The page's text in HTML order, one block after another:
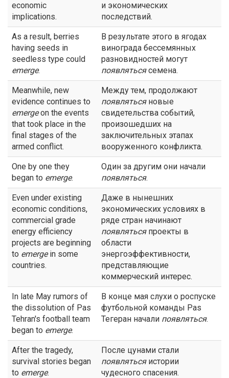
economic
implications.
и экономических
последствий.
As a result, berries
having seeds in
seedless type could
emerge.
В результате этого в ягодах
винограда бессемянных
разновидностей могут
появлятьсясемена.
Meanwhile, new
evidence continues to
emergeon the events
that took place in the
final stages of the
armed conflict.
Между тем, продолжают
появлятьсяновые
свидетельства событий,
произошедших на
заключительных этапах
вооруженного конфликта.
One by one they
began to emerge.
Один за другим они начали
появляться.
Even under existing
economic conditions,
commercial grade
energy efficiency
projects are beginning
to emergein some
countries.
Даже в нынешних
экономических условиях в
ряде стран начинают
появлятьсяпроекты в
области
энергоэффективности,
представляющие
коммерческий интерес.
In late May rumors of
the dissolution of Pas
Tehran's football team
began to emerge.
В конце мая слухи о роспуске
футбольной команды Pas
Тегеран начали появляться.
After the tragedy,
survival stories began
to emerge.
После цунами стали
появлятьсяистории
чудесного спасения.